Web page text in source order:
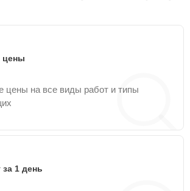
цены
цены на все виды работ и типы
за 1 день